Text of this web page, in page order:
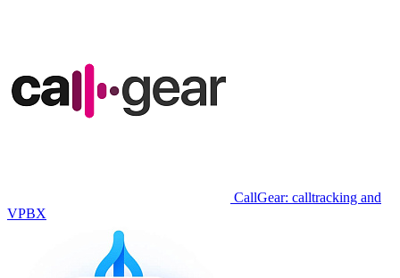
CallGear: calltracking and
VPBX